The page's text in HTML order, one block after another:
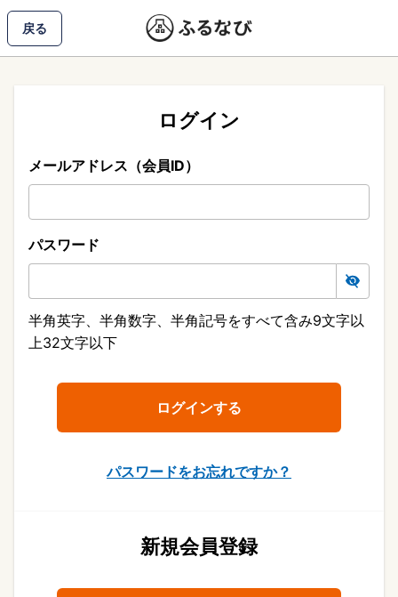
戻る
ログイン
メールアドレス（会員ID）
パスワード
半角英字、半角数字、半角記号をすべて含み9文字以
上32文字以下
パスワードをお忘れですか？
新規会員登録